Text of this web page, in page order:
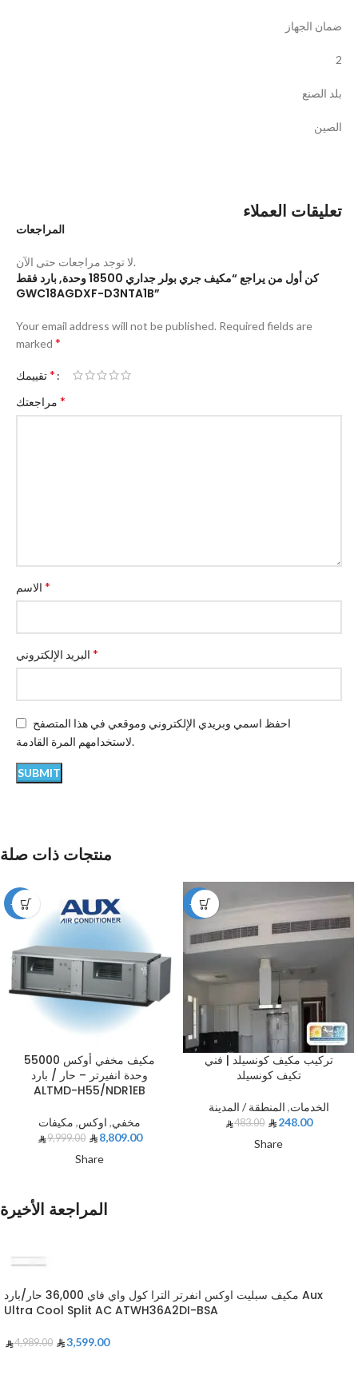
ضمان الجهاز
2
بلد الصنع
الصين
تعليقات العملاء
المراجعات
لا توجد مراجعات حتى الآن.
كن أول من يراجع “مكيف جري بولر جداري 18500 وحدة, بارد فقط
GWC18AGDXF-D3NTA1B”
Your email address will not be published. Required fields are
marked *
*
*
*
*
احفظ اسمي وبريدي الإلكتروني وموقعي في هذا المتصفح
لاستخدامهم المرة القادمة.
منتجات ذات صلة
-12%
مكيف مخفي أوكس 55000
وحدة انفيرتر – حار / بارد
ALTMD-H55/NDR1EB
مخفي, اوكس, مكيفات
9,999.00
8,809.00
Share
-49%
تركيب مكيف كونسيلد | فني
تكيف كونسيلد
الخدمات, المنطقة / المدينة
483.00
248.00
Share
المراجعة الأخيرة
مكيف سبليت اوكس انفرتر الترا كول واي فاي 36,000 حار/بارد Aux
Ultra Cool Split AC ATWH36A2DI-BSA
4,989.00 3,599.00